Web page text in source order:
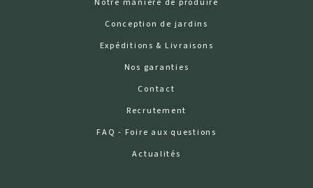
Notre manière de produire
Conception de jardins
Expéditions & Livraisons
Nos garanties
Contact
Recrutement
FAQ - Foire aux questions
Actualités